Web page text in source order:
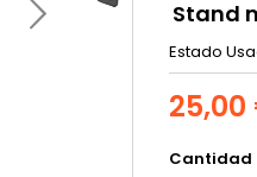
Stand
Estado
25,00
Cantidad